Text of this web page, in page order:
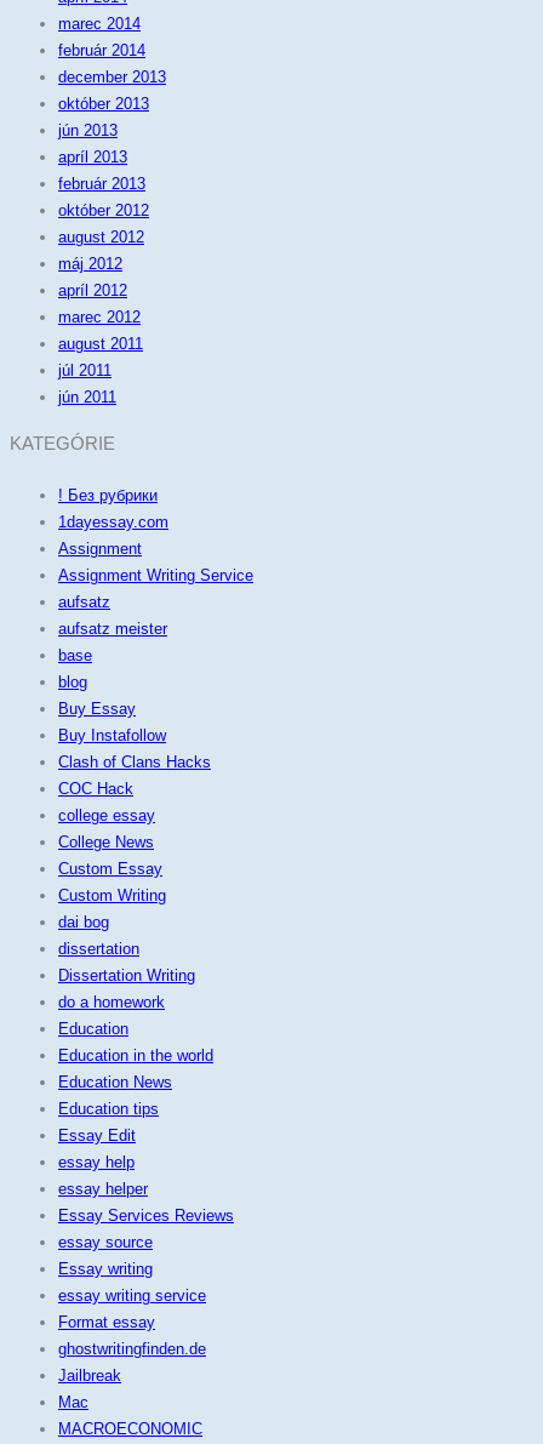
marec 2014
február 2014
december 2013
október 2013
jún 2013
apríl 2013
február 2013
október 2012
august 2012
máj 2012
apríl 2012
marec 2012
august 2011
júl 2011
jún 2011
KATEGÓRIE
! Без рубрики
1dayessay.com
Assignment
Assignment Writing Service
aufsatz
aufsatz meister
base
blog
Buy Essay
Buy Instafollow
Clash of Clans Hacks
COC Hack
college essay
College News
Custom Essay
Custom Writing
dai bog
dissertation
Dissertation Writing
do a homework
Education
Education in the world
Education News
Education tips
Essay Edit
essay help
essay helper
Essay Services Reviews
essay source
Essay writing
essay writing service
Format essay
ghostwritingfinden.de
Jailbreak
Mac
MACROECONOMIC